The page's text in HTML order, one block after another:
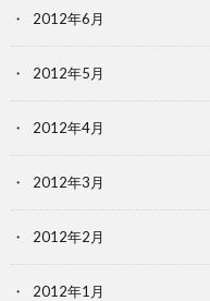
2012年6月
2012年5月
2012年4月
2012年3月
2012年2月
2012年1月